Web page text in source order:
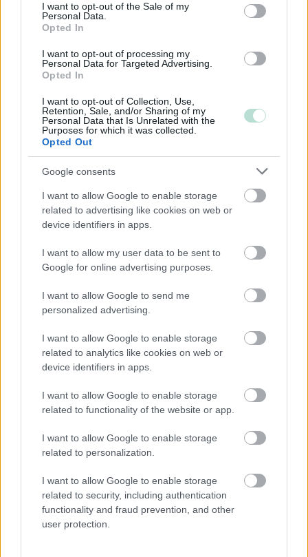
I want to opt-out of the Sale of my
Personal Data.
Opted In
I want to opt-out of processing my
Personal Data for Targeted Advertising.
Opted In
I want to opt-out of Collection, Use,
Retention, Sale, and/or Sharing of my
Personal Data that Is Unrelated with the
Purposes for which it was collected.
Opted Out
Google consents
I want to allow Google to enable storage
related to advertising like cookies on web or
device identifiers in apps.
I want to allow my user data to be sent to
Google for online advertising purposes.
I want to allow Google to send me
personalized advertising.
I want to allow Google to enable storage
related to analytics like cookies on web or
device identifiers in apps.
I want to allow Google to enable storage
related to functionality of the website or app.
I want to allow Google to enable storage
related to personalization.
I want to allow Google to enable storage
related to security, including authentication
functionality and fraud prevention, and other
user protection.
Kiinteistöalan toiminta
Kuljetusliike­toiminta
Majoitus- ja ravitsemistoiminta
Palveluliiketoiminta
Rakentaminen
Teollisuus
Palvelutarjonta
ALV-laskelmat, ilmoitukset verottajalle ja
Henkilöstöhallinnon palvelut
Konserneihin liittyvät palvelut
Liiketoiminnan kehittämispalvelut (esim.
verosuunnittelu)
Myyntilaskuihin liittyvät palvelut
Palkkahallinnon palvelut
Talouskonsultointi (esim. tunnuslukujen
tulkitseminen, budjetointi ja ennusteet)
Talouspäällikköpalvelut